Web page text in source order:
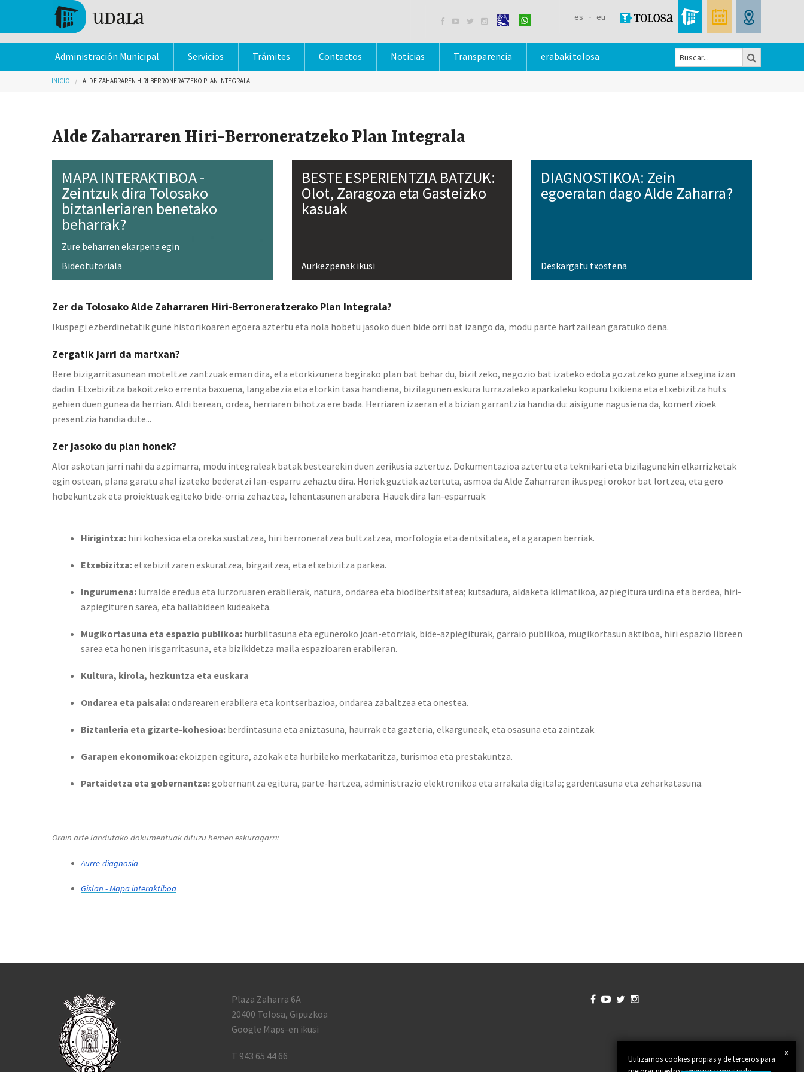
Pasar al contenido principal
    es eu
Formulario
Administración Municipal Servicios Trámites Contactos Noticias Transparencia erabaki.tolosa
Usted está aquí
INICIO ALDE ZAHARRAREN HIRI-BERRONERATZEKO PLAN INTEGRALA
Alde Zaharraren Hiri-Berroneratzeko Plan Integrala
MAPA INTERAKTIBOA -
Zeintzuk dira Tolosako
biztanleriaren benetako
beharrak?
Zure beharren ekarpena egin
Bideotutoriala
BESTE ESPERIENTZIA BATZUK:
Olot, Zaragoza eta Gasteizko
kasuak
Aurkezpenak ikusi
DIAGNOSTIKOA: Zein
egoeratan dago Alde Zaharra?
Deskargatu txostena
Zer da Tolosako Alde Zaharraren Hiri-Berroneratzerako Plan Integrala?
Ikuspegi ezberdinetatik gune historikoaren egoera aztertu eta nola hobetu jasoko duen bide orri bat izango da, modu parte hartzailean garatuko dena.
Zergatik jarri da martxan?
Bere bizigarritasunean moteltze zantzuak eman dira, eta etorkizunera begirako plan bat behar du, bizitzeko, negozio bat izateko edota gozatzeko gune atsegina izan
dadin. Etxebizitza bakoitzeko errenta baxuena, langabezia eta etorkin tasa handiena, bizilagunen eskura lurrazaleko aparkaleku kopuru txikiena eta etxebizitza huts
gehien duen gunea da herrian. Aldi berean, ordea, herriaren bihotza ere bada. Herriaren izaeran eta bizian garrantzia handia du: aisigune nagusiena da, komertzioek
presentzia handia dute...
Zer jasoko du plan honek?
Alor askotan jarri nahi da azpimarra, modu integraleak batak bestearekin duen zerikusia aztertuz. Dokumentazioa aztertu eta teknikari eta bizilagunekin elkarrizketak
egin ostean, plana garatu ahal izateko bederatzi lan-esparru zehaztu dira. Horiek guztiak aztertuta, asmoa da Alde Zaharraren ikuspegi orokor bat lortzea, eta gero
hobekuntzak eta proiektuak egiteko bide-orria zehaztea, lehentasunen arabera. Hauek dira lan-esparruak:
Hirigintza: hiri kohesioa eta oreka sustatzea, hiri berroneratzea bultzatzea, morfologia eta dentsitatea, eta garapen berriak.
Etxebizitza:etxebizitzaren eskuratzea, birgaitzea, eta etxebizitza parkea.
Ingurumena: lurralde eredua eta lurzoruaren erabilerak, natura, ondarea eta biodibertsitatea; kutsadura, aldaketa klimatikoa, azpiegitura urdina eta berdea, hiri-
azpiegituren sarea, eta baliabideen kudeaketa.
Mugikortasuna eta espazio publikoa: hurbiltasuna eta eguneroko joan-etorriak, bide-azpiegiturak, garraio publikoa, mugikortasun aktiboa, hiri espazio libreen
sarea eta honen irisgarritasuna, eta bizikidetza maila espazioaren erabileran.
Kultura, kirola, hezkuntza eta euskara
Ondarea eta paisaia:ondarearen erabilera eta kontserbazioa, ondarea zabaltzea eta onestea.
Biztanleria eta gizarte-kohesioa: berdintasuna eta aniztasuna, haurrak eta gazteria, elkarguneak, eta osasuna eta zaintzak.
Garapen ekonomikoa:ekoizpen egitura, azokak eta hurbileko merkataritza, turismoa eta prestakuntza.
Partaidetza eta gobernantza:gobernantza egitura, parte-hartzea, administrazio elektronikoa eta arrakala digitala; gardentasuna eta zeharkatasuna.
Orain arte landutako dokumentuak dituzu hemen eskuragarri:
Aurre-diagnosia
Gislan - Mapa interaktiboa
x
Utilizamos cookies propias y de terceros para
Plaza Zaharra 6A
20400 Tolosa, Gipuzkoa
Google Maps-en ikusi
T 943 65 44 66
   